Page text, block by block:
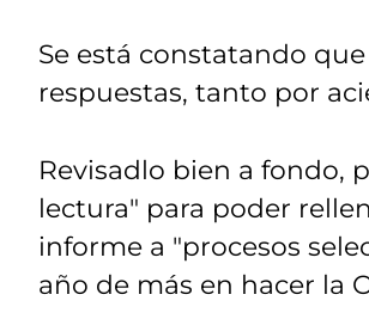
Se está constatando
respuestas, tanto por
Revisadlo bien a fondo,
lectura" para poder
informe a "procesos
año de más en hacer la